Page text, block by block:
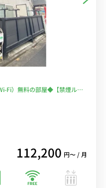
Fi）無料の部屋◆【禁煙ルー
ススメ♪
112,200 円〜 / 月